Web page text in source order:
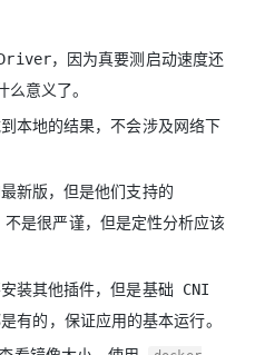
，因为真要测启动速度还
意义了。
本地的结果，不会涉及网络下
新版，但是他们支持的
是很严谨，但是定性分析应该
装其他插件，但是基础 CNI
的，保证应用的基本运行。